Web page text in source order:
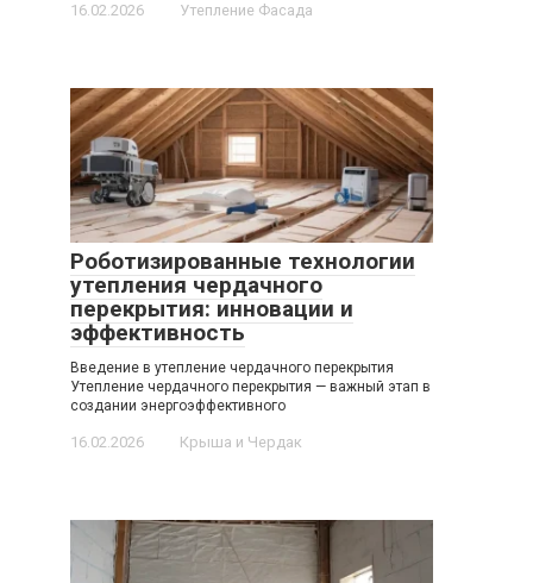
16.02.2026 Утепление Фасада
Роботизированные технологии
утепления чердачного
перекрытия: инновации и
эффективность
Введение в утепление чердачного перекрытия
Утепление чердачного перекрытия — важный этап в
создании энергоэффективного
16.02.2026 Крыша и Чердак